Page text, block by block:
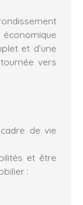
économique
et d’une
vers
de vie
et être
: